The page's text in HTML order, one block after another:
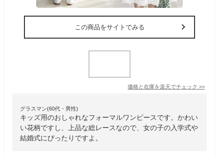
この商品をサイトでみる
価格と在庫を楽天でチェック >>
グラスマン(60代・男性)
キッズ用のおしゃれなフォーマルワンピースです。かわい
い花柄ですし、上品な総レースなので、女の子の入学式や
結婚式にぴったりですよ。